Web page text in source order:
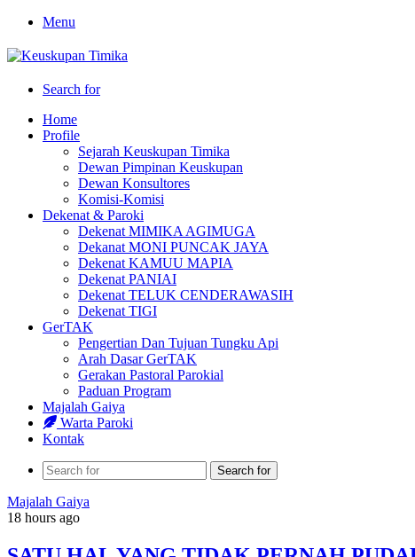
Menu
Search for
Home
Profile
Sejarah Keuskupan Timika
Dewan Pimpinan Keuskupan
Dewan Konsultores
Komisi-Komisi
Dekenat & Paroki
Dekenat MIMIKA AGIMUGA
Dekanat MONI PUNCAK JAYA
Dekenat KAMUU MAPIA
Dekenat PANIAI
Dekenat TELUK CENDERAWASIH
Dekenat TIGI
GerTAK
Pengertian Dan Tujuan Tungku Api
Arah Dasar GerTAK
Gerakan Pastoral Parokial
Paduan Program
Majalah Gaiya
Warta Paroki
Kontak
Search for
Majalah Gaiya
18 hours ago